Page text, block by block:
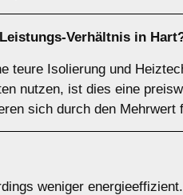
Verhältnis in
teure Isolierung und
nutzen, ist dies eine
sich durch den Mehrwert
weniger